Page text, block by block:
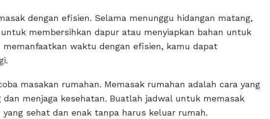
dengan efisien. Selama menunggu hidangan matang,
membersihkan dapur atau menyiapkan bahan untuk
memanfaatkan waktu dengan efisien, kamu dapat
masakan rumahan. Memasak rumahan adalah cara yang
menjaga kesehatan. Buatlah jadwal untuk memasak
sehat dan enak tanpa harus keluar rumah.